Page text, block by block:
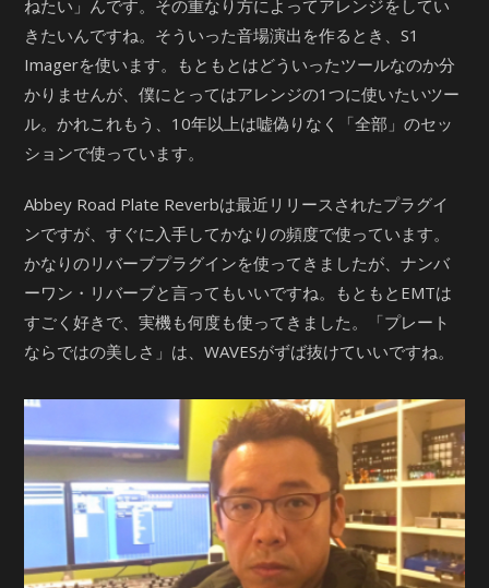
ねたい」んです。その重なり方によってアレンジをしてい
きたいんですね。そういった音場演出を作るとき、S1
Imagerを使います。もともとはどういったツールなのか分
かりませんが、僕にとってはアレンジの1つに使いたいツー
ル。かれこれもう、10年以上は嘘偽りなく「全部」のセッ
ションで使っています。
Abbey Road Plate Reverbは最近リリースされたプラグイ
ンですが、すぐに入手してかなりの頻度で使っています。
かなりのリバーブプラグインを使ってきましたが、ナンバ
ーワン・リバーブと言ってもいいですね。もともとEMTは
すごく好きで、実機も何度も使ってきました。「プレート
ならではの美しさ」は、WAVESがずば抜けていいですね。